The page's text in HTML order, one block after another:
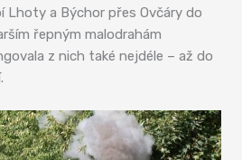
Lhoty a Býchor přes Ovčáry do
řepným malodrahám
z nich také nejdéle – až do